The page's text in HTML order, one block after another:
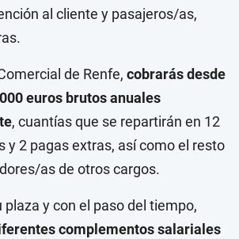
al cliente y pasajeros/as,
de Renfe, cobrarás desde
euros brutos anuales
, cuantías que se repartirán en 12
y 2 pagas extras, así como el resto
as de otros cargos.
plaza y con el paso del tiempo,
complementos salariales